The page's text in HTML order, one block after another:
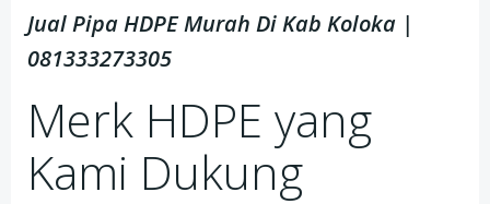
Jual Pipa HDPE Murah Di Kab Koloka |
081333273305
Merk HDPE yang
Kami Dukung